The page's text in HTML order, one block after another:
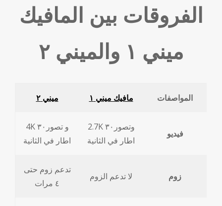
الفروقات بين المافيك
ميني ١ والميني ٢
ميني ٢ مافيك ميني ١ المواصفات
4K و تصور٣٠
اطار في الثانية
2.7K وتصور٣٠
اطار في الثانية
فيديو
تدعم زوم حتى
٤ مرات
لا تدعم الزوم زوم